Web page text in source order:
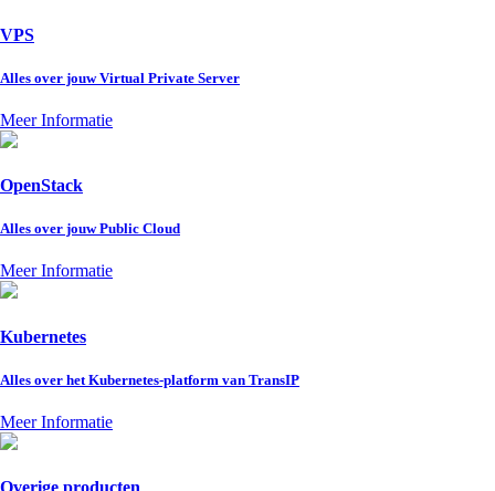
VPS
Alles over jouw Virtual Private Server
Meer Informatie
OpenStack
Alles over jouw Public Cloud
Meer Informatie
Kubernetes
Alles over het Kubernetes-platform van TransIP
Meer Informatie